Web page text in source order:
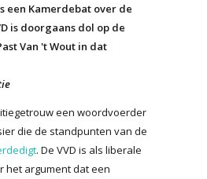
een Kamerdebat over de
is doorgaans dol op de
Van 't Wout in dat
een woordvoerder
die de standpunten van de
. De VVD is als liberale
het argument dat een